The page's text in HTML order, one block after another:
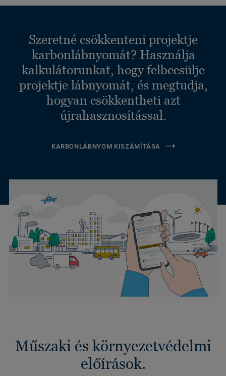
Szeretné csökkenteni projektje
karbonlábnyomát? Használja
kalkulátorunkat, hogy felbecsülje
projektje lábnyomát, és megtudja,
hogyan csökkentheti azt
újrahasznosítással.
KARBONLÁBNYOM KISZÁMÍTÁSA
Műszaki és környezetvédelmi
előírások.